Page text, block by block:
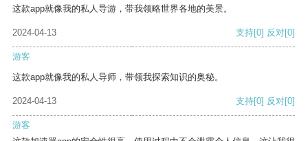
这款app就像我的私人导游，带我领略世界各地的美景。
2024-04-13 支持[0] 反对[0]
游客
这款app就像我的私人导师，带领我探索知识的奥秘。
2024-04-13 支持[0] 反对[0]
游客